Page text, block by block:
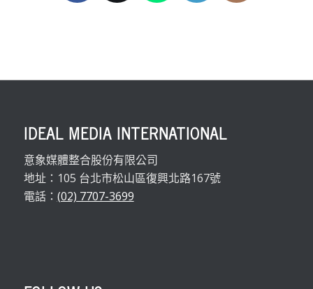
IDEAL MEDIA INTERNATIONAL
意象媒體整合股份有限公司
地址：105 台北市松山區復興北路167號
電話： (02) 7707-3699